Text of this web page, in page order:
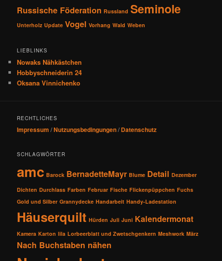
Russische Föderation Russland Seminole
Unterholz Update Vogel Vorhang Wald Weben
LIEBLINKS
Nowaks Nähkästchen
Hobbyschneiderin 24
Oksana Vinnichenko
RECHTLICHES
Impressum /Nutzungsbedingungen/Datenschutz
SCHLAGWÖRTER
amc Barock BernadetteMayr Blume Detail Dezember
Dichten Durchlass Farben Februar Fische Flickenpüppchen Fuchs
Gold und Silber Grannydecke Handarbeit Handy-Ladestation
Häuserquilt Hürden Juli Juni Kalendermonat
Kamera Karton lila Lorbeerblatt und Zwetschgenkern Meshwork März
Nach Buchstaben nähen